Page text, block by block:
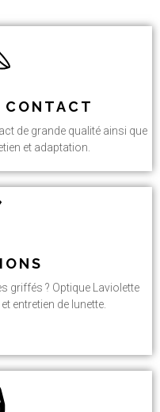
de grande qualité ainsi que
et adaptation.
griffés ? Optique Laviolette
entretien de lunette.